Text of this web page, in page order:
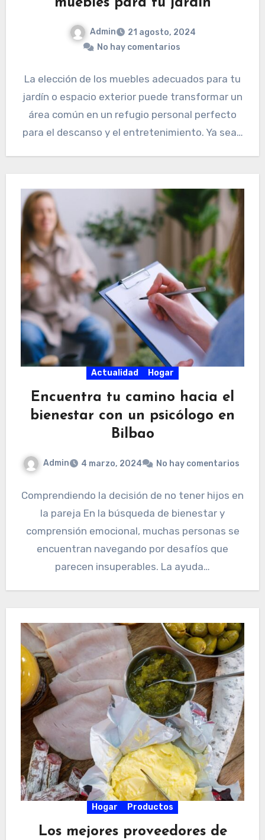
muebles para tu jardín
Admin
21 agosto, 2024
No hay comentarios
La elección de los muebles adecuados para tu
jardín o espacio exterior puede transformar un
área común en un refugio personal perfecto
para el descanso y el entretenimiento. Ya sea…
Actualidad Hogar
Encuentra tu camino hacia el
bienestar con un psicólogo en
Bilbao
Admin 4 marzo, 2024 No hay comentarios
Comprendiendo la decisión de no tener hijos en
la pareja En la búsqueda de bienestar y
comprensión emocional, muchas personas se
encuentran navegando por desafíos que
parecen insuperables. La ayuda…
Hogar Productos
Los mejores proveedores de